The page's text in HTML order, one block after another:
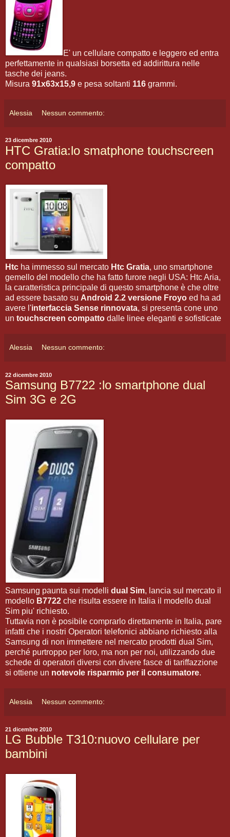
E' un cellulare compatto e leggero ed entra
perfettamente in qualsiasi borsetta ed addirittura nelle
tasche dei jeans.
Misura 91x63x15,9 e pesa soltanti 116 grammi.
Alessia Nessun commento:
23 dicembre 2010
HTC Gratia:lo smatphone touchscreen
compatto
Htc ha immesso sul mercato Htc Gratia, uno smartphone
gemello del modello che ha fatto furore negli USA: Htc Aria,
la caratteristica principale di questo smartphone è che oltre
ad essere basato su Android 2.2 versione Froyo ed ha ad
avere l'interfaccia Sense rinnovata, si presenta cone uno
un touchscreen compatto dalle linee eleganti e sofisticate
Alessia Nessun commento:
22 dicembre 2010
Samsung B7722 :lo smartphone dual
Sim 3G e 2G
Samsung paunta sui modelli dual Sim, lancia sul mercato il
modello B7722 che risulta essere in Italia il modello dual
Sim piu' richiesto.
Tuttavia non è posibile comprarlo direttamente in Italia, pare
infatti che i nostri Operatori telefonici abbiano richiesto alla
Samsung di non immettere nel mercato prodotti dual Sim,
perché purtroppo per loro, ma non per noi, utilizzando due
schede di operatori diversi con divere fasce di tariffazzione
si ottiene un notevole risparmio per il consumatore.
Alessia Nessun commento:
21 dicembre 2010
LG Bubble T310:nuovo cellulare per
bambini